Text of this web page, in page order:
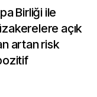
Birliği ile
açık
artan risk